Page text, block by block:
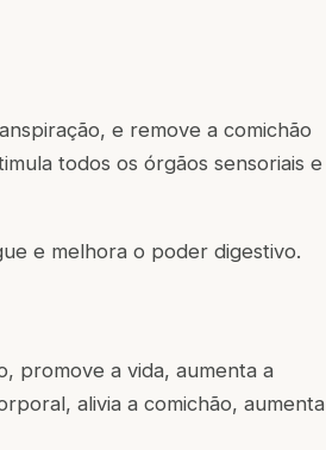
e remove a comichão
todos os órgãos sensoriais e
e melhora o poder digestivo.
promove a vida, aumenta a
alivia a comichão, aumenta